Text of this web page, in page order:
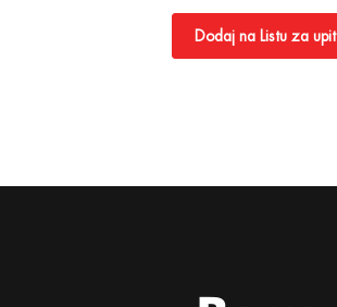
Dodaj na Listu za upit